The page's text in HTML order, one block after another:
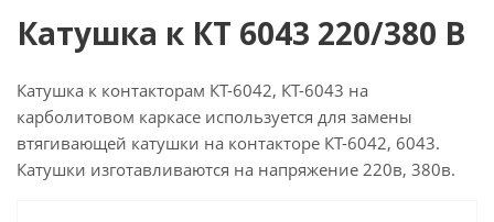
Катушка к КТ 6043 220/380 В
Катушка к контакторам КТ-6042, КТ-6043 на
карболитовом каркасе используется для замены
втягивающей катушки на контакторе КТ-6042, 6043.
Катушки изготавливаются на напряжение 220в, 380в.